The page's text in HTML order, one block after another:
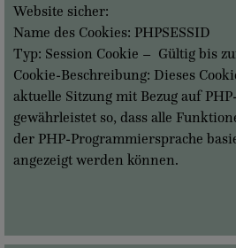
Website sicher:
Name des Cookies: PHPSESSID
Typ: Session Cookie – Gültig bis
Cookie-Beschreibung: Dieses
aktuelle Sitzung mit Bezug auf
gewährleistet so, dass alle
der PHP-Programmiersprache
angezeigt werden können.